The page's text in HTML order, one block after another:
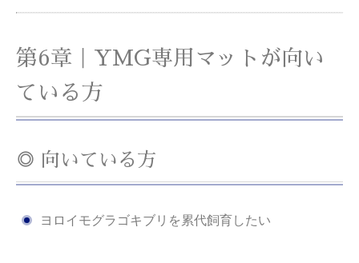
第6章｜YMG専用マットが向い
ている方
◎ 向いている方
ヨロイモグラゴキブリを累代飼育したい